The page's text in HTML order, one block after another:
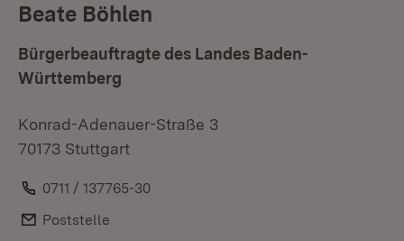
Beate Böhlen
Bürgerbeauftragte des Landes Baden-
Württemberg
Konrad-Adenauer-Straße 3
70173 Stuttgart
Telefon:
0711 / 137765-30
E-Mail:
Poststelle